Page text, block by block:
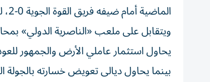
الماضية أمام ضيفه فريق القوة الجوية 0-2، لكي يرفع نقاطه الـ34 التي وضعته بالترتيب 15.
ويتقابل على ملعب «الناصرية الدولي»
بينما يحاول ديالى تعويض خسارته بالجولة الماضية أمام الطلبة 0-1 من أجل تعزيز